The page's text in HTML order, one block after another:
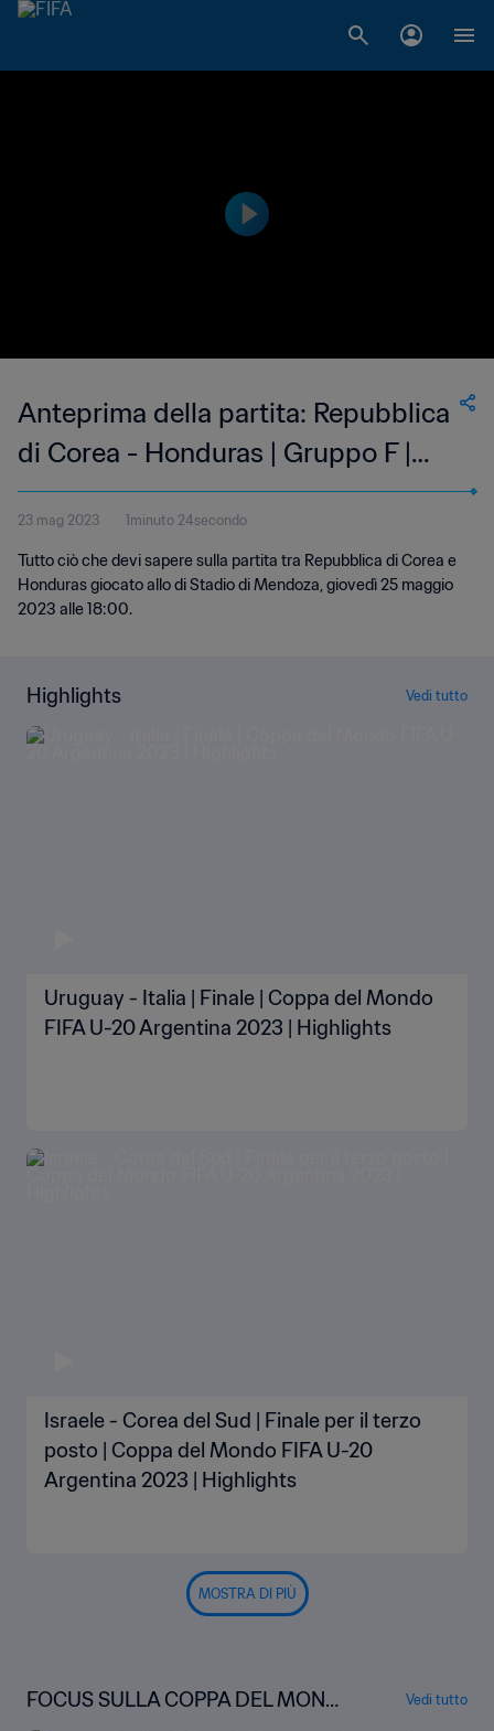
Anteprima della partita: Repubblica
di Corea - Honduras | Gruppo F |
Coppa del Mondo FIFA U-20
Argentina 2023
23 mag 2023 1minuto 24secondo
Tutto ciò che devi sapere sulla partita tra Repubblica di Corea e
Honduras giocato allo di Stadio di Mendoza, giovedì 25 maggio
2023 alle 18:00.
Highlights Vedi tutto
Uruguay - Italia | Finale | Coppa del Mondo
FIFA U-20 Argentina 2023 | Highlights
Israele - Corea del Sud | Finale per il terzo
posto | Coppa del Mondo FIFA U-20
Argentina 2023 | Highlights
MOSTRA DI PIÙ
FOCUS SULLA COPPA DEL MOND
O FIFA U-20
Vedi tutto